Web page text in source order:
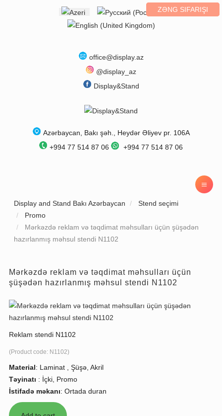
Select your language ZƏNG SIFARIŞI
office@display.az
@display_az
Display&Stand
Azərbaycan Bakı şəh., Heydər Əliyev pr. 106A
+994 77 514 87 06
+994 77 514 87 06
Display and Stand Bakı Azərbaycan
Stend seçimi
Promo
Mərkəzdə reklam və təqdimat məhsulları üçün şüşədən
hazırlanmış məhsul stendi N1102
Mərkəzdə reklam və təqdimat məhsulları üçün
şüşədən hazırlanmış məhsul stendi N1102
Reklam stendi N1102
(Product code: N1102)
Material: Laminat , Şüşə, Akril
Təyinatı : İçki, Promo
İstifadə məkanı: Ortada duran